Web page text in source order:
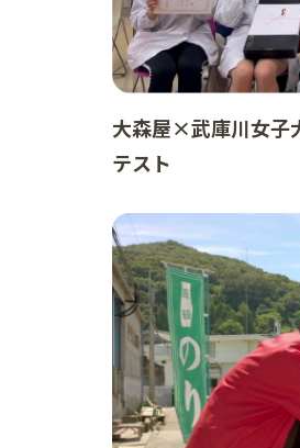
大森屋×武庫川女子
テスト